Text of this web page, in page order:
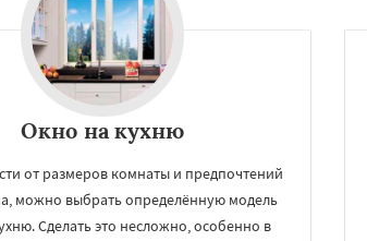
Окно на кухню
от размеров комнаты и предпочтений
можно выбрать определённую модель
Сделать это несложно, особенно в